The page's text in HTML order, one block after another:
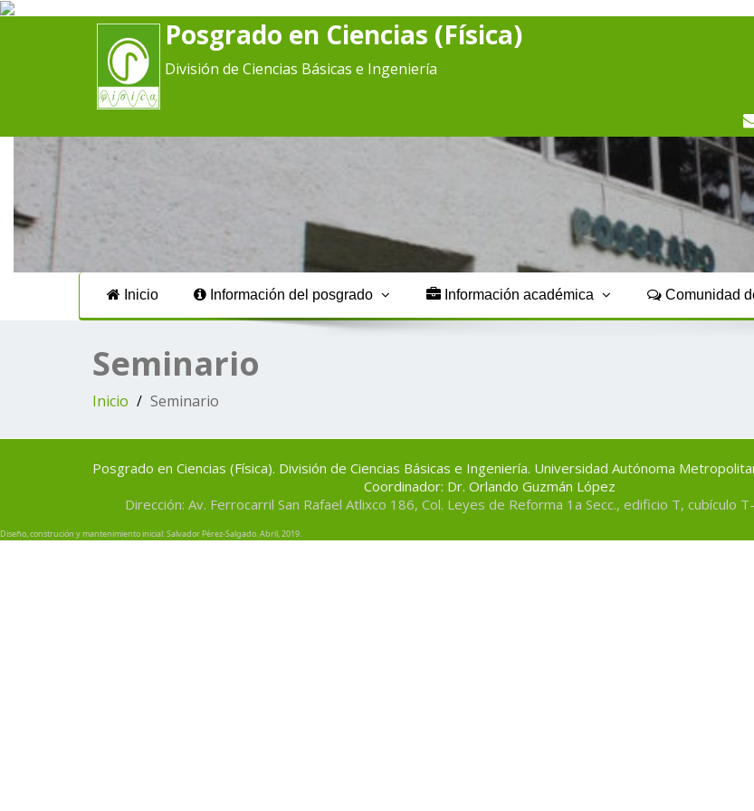
Posgrado en Ciencias (Física)
División de Ciencias Básicas e Ingeniería
Inicio Información del posgrado Información académica Comunidad
Seminario
Inicio Seminario
Posgrado en Ciencias (Física). División de Ciencias Básicas e Ingeniería. Universidad Autónoma
Coordinador: Dr. Orlando Guzmán López
Dirección: Av. Ferrocarril San Rafael Atlixco 186, Col. Leyes de Reforma 1a Secc., edificio T, cubí­culo
Diseño, construción y mantenimiento inicial:Salvador Pérez-Salgado. Abril, 2019.